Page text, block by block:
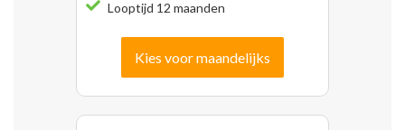
Looptijd 12 maanden
Kies voor maandelijks